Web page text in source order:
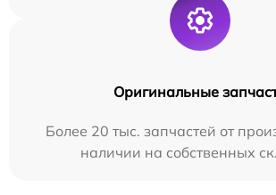
Оригинальные
Более 20 тыс. запчастей от
наличии на собственных